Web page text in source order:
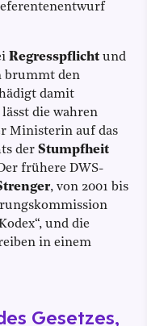
Regresspflicht und
brummt den
damit
lässt die wahren
Ministerin auf das
der Stumpfheit
frühere DWS-
, von 2001 bis
und die
in einem
Gesetzes,